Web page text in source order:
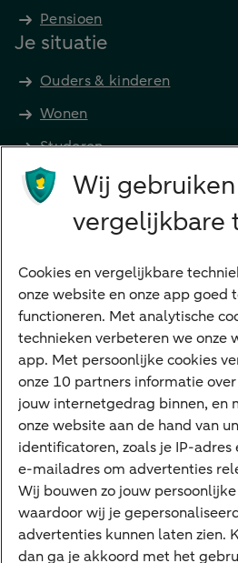
Pensioen
Je situatie
Ouders & kinderen
Wonen
Studeren
Preferred Banking
Digitale diensten
Internet Bankieren
ABN AMRO app
Tikkie
Apple Pay
Google Pay
Veilig bankieren
Meest gezocht
Hypotheek berekenen
Wij
vergelijkbare
Cookies en vergelijkbare
onze website en onze app goed
functioneren. Met analytische
technieken verbeteren we onze
app. Met persoonlijke cookies
onze 10 partners informatie
jouw internetgedrag binnen, en
onze website aan de hand van
identificatoren, zoals je IP-adres
e-mailadres om advertenties
Wij bouwen zo jouw
waardoor wij je
advertenties kunnen laten zien.
dan ga je akkoord met het